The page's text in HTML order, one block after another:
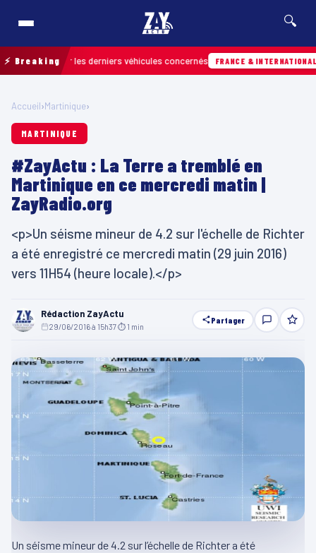
🔍
⚡ Breakingles derniers véhicules concernés FRANCE & INTERNATIONALE
Accueil›Martinique›
MARTINIQUE
#ZayActu : La Terre a tremblé en
Martinique en ce mercredi matin |
ZayRadio.org
<p>Un séisme mineur de 4.2 sur l'échelle de Richter
a été enregistré ce mercredi matin (29 juin 2016)
vers 11H54 (heure locale).</p>
Rédaction ZayActu
29/06/2016 à 15h37⏱ 1 min
Partager
Un séisme mineur de 4.2 sur l’échelle de Richter a été